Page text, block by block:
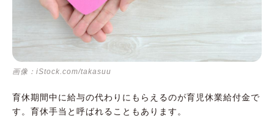
画像：iStock.com/takasuu
育休期間中に給与の代わりにもらえるのが育児休業給付金で
す。育休手当と呼ばれることもあります。